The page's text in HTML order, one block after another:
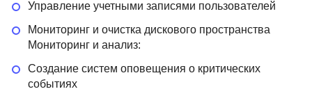
Управление учетными записями пользователей
Мониторинг и очистка дискового пространства
Мониторинг и анализ:
Создание систем оповещения о критических
событиях